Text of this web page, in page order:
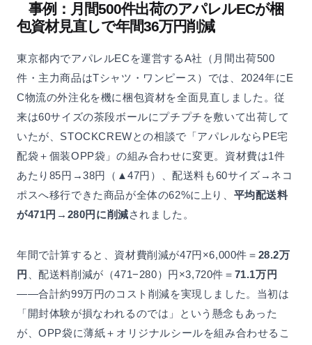
事例：月間500件出荷のアパレルECが梱
包資材見直しで年間36万円削減
東京都内でアパレルECを運営するA社（月間出荷500
件・主力商品はTシャツ・ワンピース）では、2024年にE
C物流の外注化を機に梱包資材を全面見直しました。従
来は60サイズの茶段ボールにプチプチを敷いて出荷して
いたが、STOCKCREWとの相談で「アパレルならPE宅
配袋＋個装OPP袋」の組み合わせに変更。資材費は1件
あたり85円→38円（▲47円）、配送料も60サイズ→ネコ
ポスへ移行できた商品が全体の62%に上り、 平均配送料
が471円→280円に削減されました。
年間で計算すると、資材費削減が47円×6,000件＝ 28.2万
円
、配送料削減が（471−280）円×3,720件＝ 71.1万円
——合計約99万円のコスト削減を実現しました。当初は
「開封体験が損なわれるのでは」という懸念もあった
が、OPP袋に薄紙＋オリジナルシールを組み合わせるこ